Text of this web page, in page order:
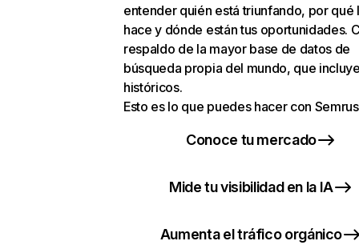
entender quién está triunfando, por qué
hace y dónde están tus oportunidades.
respaldo de la mayor base de datos de
búsqueda propia del mundo, que
históricos.
Esto es lo que puedes hacer con
Conoce tu mercado
Mide tu visibilidad en la IA
Aumenta el tráfico orgánico